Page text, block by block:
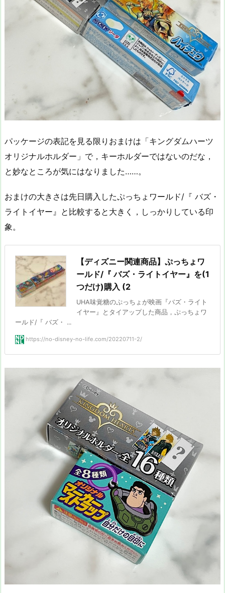
パッケージの表記を見る限りおまけは「キングダムハーツ
オリジナルホルダー」で，キーホルダーではないのだな，
と妙なところが気にはなりました……。
おまけの大きさは先日購入したぷっちょワールド/『 バズ・
ライトイヤー』と比較すると大きく，しっかりしている印
象。
【ディズニー関連商品】ぷっちょワ
ールド/『 バズ・ライトイヤー』を(1
つだけ)購入 (2
UHA味覚糖のぷっちょが映画『バズ・ライト
イヤー』とタイアップした商品，ぷっちょワ
ールド/『 バズ・ ...
https://no-disney-no-life.com/20220711-2/